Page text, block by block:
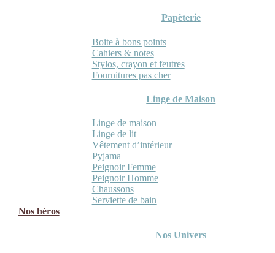
Papèterie
Boite à bons points
Cahiers & notes
Stylos, crayon et feutres
Fournitures pas cher
Linge de Maison
Linge de maison
Linge de lit
Vêtement d’intérieur
Pyjama
Peignoir Femme
Peignoir Homme
Chaussons
Serviette de bain
Nos héros
Nos Univers